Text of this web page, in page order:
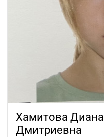
Хамитова Диана
Дмитриевна